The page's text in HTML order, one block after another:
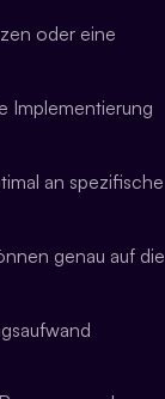
oder eine
Implementierung
an spezifische
genau auf die